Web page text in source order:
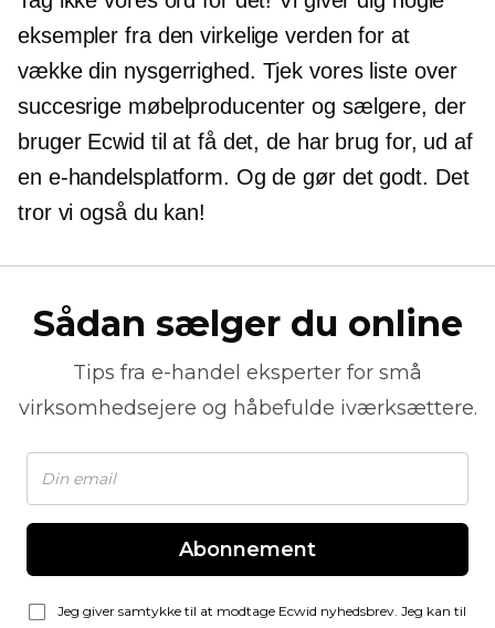
eksempler fra den virkelige verden for at
vække din nysgerrighed. Tjek vores liste over
succesrige møbelproducenter og sælgere, der
bruger Ecwid til at få det, de har brug for, ud af
en e-handelsplatform. Og de gør det godt. Det
tror vi også du kan!
Sådan sælger du online
Tips fra e-handel eksperter for små
virksomhedsejere og håbefulde iværksættere.
Abonnement
Jeg giver samtykke til at modtage Ecwid nyhedsbrev. Jeg kan til